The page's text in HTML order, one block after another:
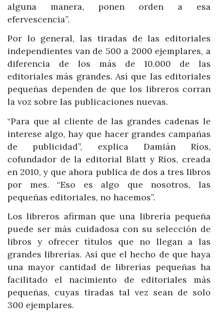
alguna manera, ponen orden a esa
efervescencia”.
Por lo general, las tiradas de las editoriales
independientes van de 500 a 2000 ejemplares, a
diferencia de los más de 10.000 de las
editoriales más grandes. Así que las editoriales
pequeñas dependen de que los libreros corran
la voz sobre las publicaciones nuevas.
“Para que al cliente de las grandes cadenas le
interese algo, hay que hacer grandes campañas
de publicidad”, explica Damián Ríos,
cofundador de la editorial Blatt y Ríos, creada
en 2010, y que ahora publica de dos a tres libros
por mes. “Eso es algo que nosotros, las
pequeñas editoriales, no hacemos”.
Los libreros afirman que una librería pequeña
puede ser más cuidadosa con su selección de
libros y ofrecer títulos que no llegan a las
grandes librerías. Así que el hecho de que haya
una mayor cantidad de librerías pequeñas ha
facilitado el nacimiento de editoriales más
pequeñas, cuyas tiradas tal vez sean de solo
300 ejemplares.